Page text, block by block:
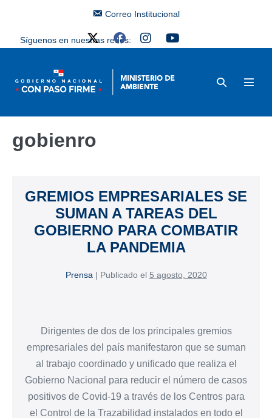
Correo Institucional
Síguenos en nuestras redes:
gobienro
GREMIOS EMPRESARIALES SE
SUMAN A TAREAS DEL
GOBIERNO PARA COMBATIR
LA PANDEMIA
Prensa | Publicado el 5 agosto, 2020
Dirigentes de dos de los principales gremios
empresariales del país manifestaron que se suman
al trabajo coordinado y unificado que realiza el
Gobierno Nacional para reducir el número de casos
positivos de Covid-19 a través de los Centros para
el Control de la Trazabilidad instalados en todo el